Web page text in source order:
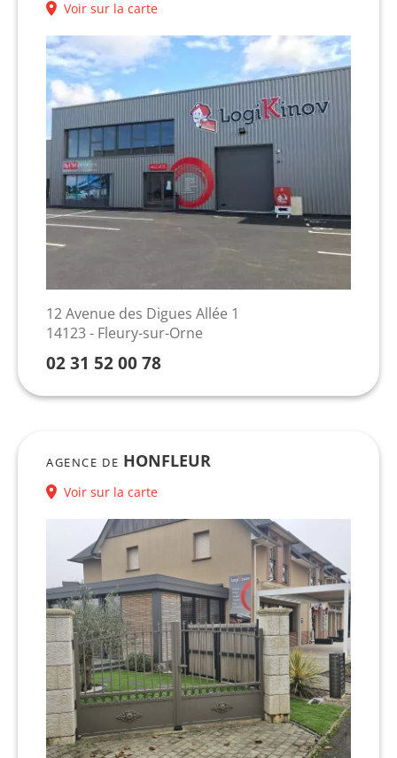
Voir sur la carte
12 Avenue des Digues Allée 1
14123 - Fleury-sur-Orne
02 31 52 00 78
AGENCE DE HONFLEUR
Voir sur la carte